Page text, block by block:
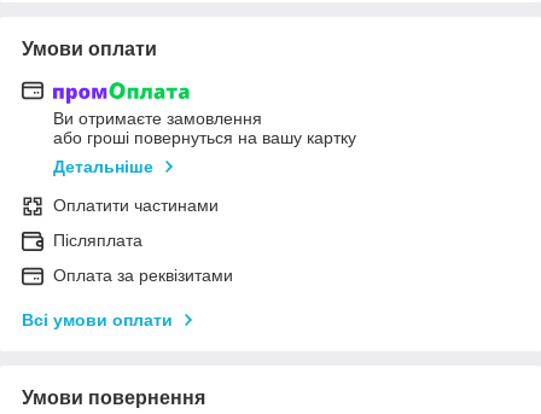
Умови оплати
Ви отримаєте замовлення
або гроші повернуться на вашу картку
Детальніше
Оплатити частинами
Післяплата
Оплата за реквізитами
Всі умови оплати
Умови повернення